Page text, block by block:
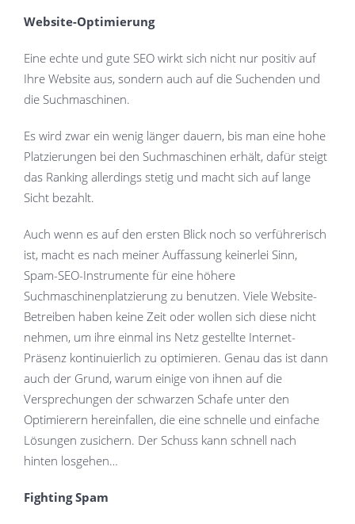
Website-Optimierung
Eine echte und gute SEO wirkt sich nicht nur positiv auf
Ihre Website aus, sondern auch auf die Suchenden und
die Suchmaschinen.
Es wird zwar ein wenig länger dauern, bis man eine hohe
Platzierungen bei den Suchmaschinen erhält, dafür steigt
das Ranking allerdings stetig und macht sich auf lange
Sicht bezahlt.
Auch wenn es auf den ersten Blick noch so verführerisch
ist, macht es nach meiner Auffassung keinerlei Sinn,
Spam-SEO-Instrumente für eine höhere
Suchmaschinenplatzierung zu benutzen. Viele Website-
Betreiben haben keine Zeit oder wollen sich diese nicht
nehmen, um ihre einmal ins Netz gestellte Internet-
Präsenz kontinuierlich zu optimieren. Genau das ist dann
auch der Grund, warum einige von ihnen auf die
Versprechungen der schwarzen Schafe unter den
Optimierern hereinfallen, die eine schnelle und einfache
Lösungen zusichern. Der Schuss kann schnell nach
hinten losgehen…
Fighting Spam